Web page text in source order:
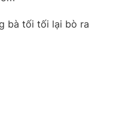
bà tối tối lại bò ra